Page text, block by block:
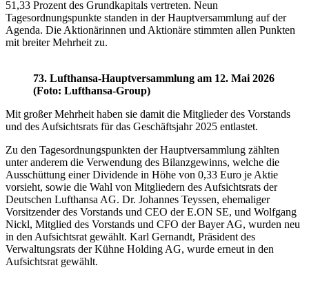
51,33 Prozent des Grundkapitals vertreten. Neun
Tagesordnungspunkte standen in der Hauptversammlung auf der
Agenda. Die Aktionärinnen und Aktionäre stimmten allen Punkten
mit breiter Mehrheit zu.
73. Lufthansa-Hauptversammlung am 12. Mai 2026
(Foto: Lufthansa-Group)
Mit großer Mehrheit haben sie damit die Mitglieder des Vorstands
und des Aufsichtsrats für das Geschäftsjahr 2025 entlastet.
Zu den Tagesordnungspunkten der Hauptversammlung zählten
unter anderem die Verwendung des Bilanzgewinns, welche die
Ausschüttung einer Dividende in Höhe von 0,33 Euro je Aktie
vorsieht, sowie die Wahl von Mitgliedern des Aufsichtsrats der
Deutschen Lufthansa AG. Dr. Johannes Teyssen, ehemaliger
Vorsitzender des Vorstands und CEO der E.ON SE, und Wolfgang
Nickl, Mitglied des Vorstands und CFO der Bayer AG, wurden neu
in den Aufsichtsrat gewählt. Karl Gernandt, Präsident des
Verwaltungsrats der Kühne Holding AG, wurde erneut in den
Aufsichtsrat gewählt.